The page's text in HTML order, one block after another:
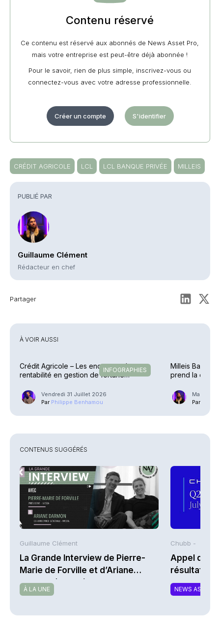
PUBLIÉ PAR
Guillaume Clément
Rédacteur en chef
Partager
Contenu réservé
Ce contenu est réservé aux abonnés de News Asset Pro,
mais votre entreprise est peut-être déjà abonnée !
Pour le savoir, rien de plus simple, inscrivez-vous ou
connectez-vous avec votre adresse professionnelle.
Créer un compte S'identifier
CRÉDIT AGRICOLE LCL LCL BANQUE PRIVÉE MILLEIS
À VOIR AUSSI
INFOGRAPHIES
Crédit Agricole – Les encours et la
rentabilité en gestion de fortune
Vendredi 31 Juillet 2026
Par Philippe Benhamou
Milleis
prend la
Mardi 21
Par
CONTENUS SUGGÉRÉS
Guillaume Clément
La Grande Interview de Pierre-
Marie de Forville et d’Ariane
Darmon (Ivesta)
À LA UNE
Chubb -
Appel de
résultats
2026 de
NEWS